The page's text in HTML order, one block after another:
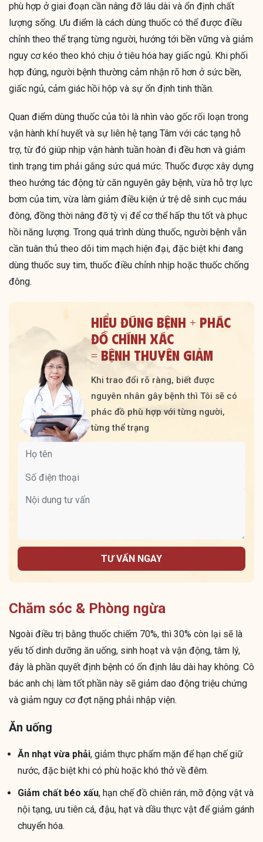
phù hợp ở giai đoạn cần nâng đỡ lâu dài và ổn định chất
lượng sống. Ưu điểm là cách dùng thuốc có thể được điều
chỉnh theo thể trạng từng người, hướng tới bền vững và giảm
nguy cơ kéo theo khó chịu ở tiêu hóa hay giấc ngủ. Khi phối
hợp đúng, người bệnh thường cảm nhận rõ hơn ở sức bền,
giấc ngủ, cảm giác hồi hộp và sự ổn định tinh thần.
Quan điểm dùng thuốc của tôi là nhìn vào gốc rối loạn trong
vận hành khí huyết và sự liên hệ tạng Tâm với các tạng hỗ
trợ, từ đó giúp nhịp vận hành tuần hoàn đi đều hơn và giảm
tình trạng tim phải gắng sức quá mức. Thuốc được xây dựng
theo hướng tác động từ căn nguyên gây bệnh, vừa hỗ trợ lực
bơm của tim, vừa làm giảm điều kiện ứ trệ dễ sinh cục máu
đông, đồng thời nâng đỡ tỳ vị để cơ thể hấp thu tốt và phục
hồi năng lượng. Trong quá trình dùng thuốc, người bệnh vẫn
cần tuân thủ theo dõi tim mạch hiện đại, đặc biệt khi đang
dùng thuốc suy tim, thuốc điều chỉnh nhịp hoặc thuốc chống
đông.
HIỂU ĐÚNG BỆNH + PHÁC
ĐỒ CHÍNH XÁC
= BỆNH THUYÊN GIẢM
Khi trao đổi rõ ràng, biết được
nguyên nhân gây bệnh thì Tôi sẽ có
phác đồ phù hợp với từng người,
từng thể trạng
TƯ VẤN NGAY
Chăm sóc & Phòng ngừa
Ngoài điều trị bằng thuốc chiếm 70%, thì 30% còn lại sẽ là
yếu tố dinh dưỡng ăn uống, sinh hoạt và vận động, tâm lý,
đây là phần quyết định bệnh có ổn định lâu dài hay không. Cô
bác anh chị làm tốt phần này sẽ giảm dao động triệu chứng
và giảm nguy cơ đợt nặng phải nhập viện.
Ăn uống
Ăn nhạt vừa phải, giảm thực phẩm mặn để hạn chế giữ
nước, đặc biệt khi có phù hoặc khó thở về đêm.
Giảm chất béo xấu, hạn chế đồ chiên rán, mỡ động vật và
nội tạng, ưu tiên cá, đậu, hạt và dầu thực vật để giảm gánh
chuyển hóa.